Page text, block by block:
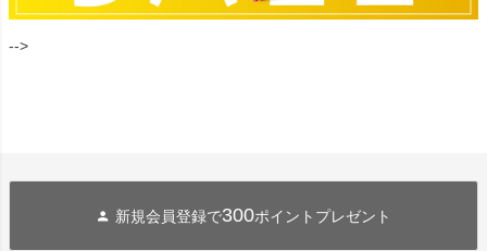
-->
新規会員登録で300ポイントプレゼント